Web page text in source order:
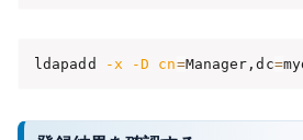
ldapadd -x -D cn=Manager,dc=